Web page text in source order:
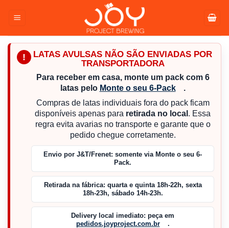
para
conteúdo
!
LATAS AVULSAS NÃO SÃO ENVIADAS POR
TRANSPORTADORA
Para receber em casa, monte um pack com 6
latas pelo Monte o seu 6-Pack
.
Compras de latas individuais fora do pack ficam
disponíveis apenas para retirada no local . Essa
regra evita avarias no transporte e garante que o
pedido chegue corretamente.
Envio por J&T/Frenet: somente via Monte o seu 6-
Pack.
Retirada na fábrica: quarta e quinta 18h-22h, sexta
18h-23h, sábado 14h-23h.
Delivery local imediato: peça em
pedidos.joyproject.com.br
.